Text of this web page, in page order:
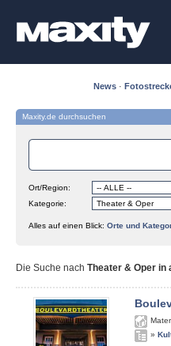
News ·
Maxity.de durchsuchen
Ort/Region:
Kategorie:
Alles auf einen Blick: Orte und
Die Suche nach Theater & Oper in
»